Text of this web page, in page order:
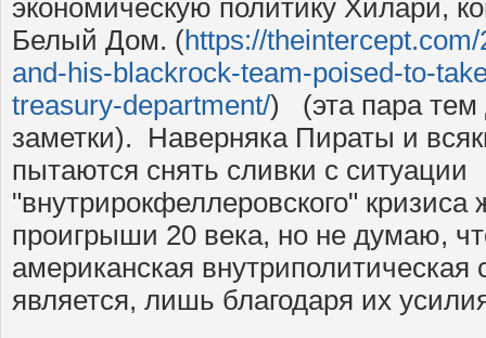
экономическую политику Хилари,
Белый Дом. (https://
and-his-blackrock-team-poised-to-
treasury-department/) (эта пара тем
заметки). Наверняка Пираты и
пытаются снять сливки с ситуации
"внутрирокфеллеровского" кризиса
проигрыши 20 века, но не думаю,
американская внутриполитическая
является, лишь благодаря их